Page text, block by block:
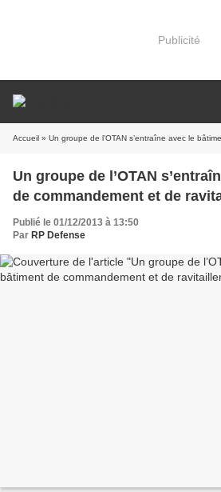
Publicité
Accueil » Un groupe de l’OTAN s’entraîne avec le bâtiment de
Un groupe de l’OTAN
de commandement et de
Publié le 01/12/2013 à 13:50
Par RP Defense